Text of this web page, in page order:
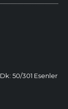
50/301 Esenler